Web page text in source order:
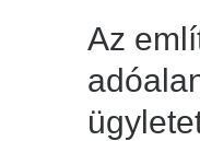
Az